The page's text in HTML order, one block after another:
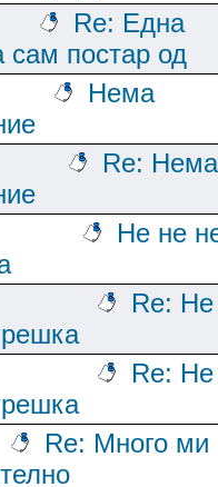
Re: Една
сам постар од
Нема
Re: Нема
Не не
Re:
Re:
Re: Много ми